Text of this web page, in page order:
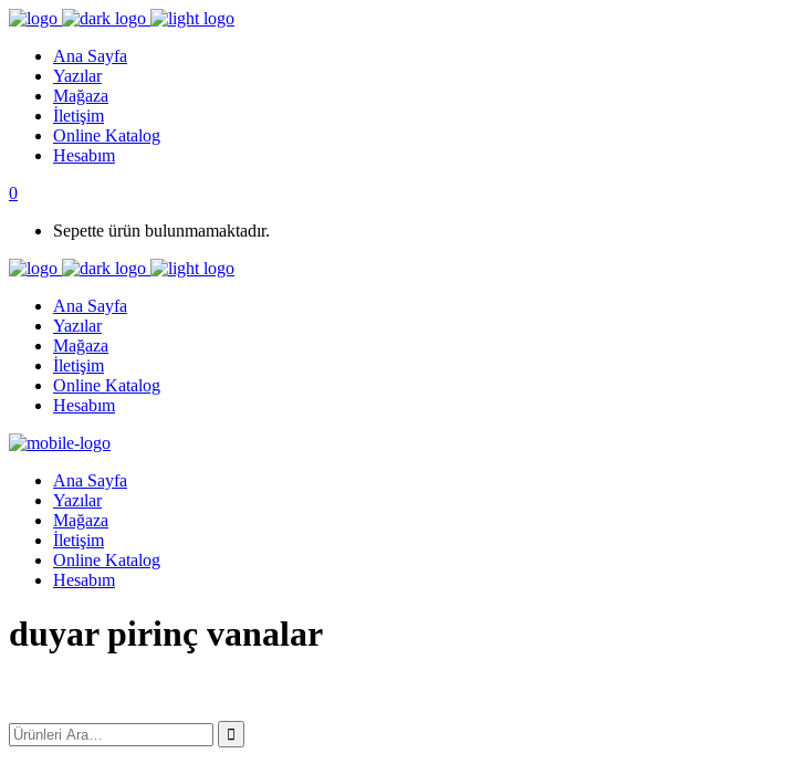
Ana Sayfa
Yazılar
Mağaza
İletişim
Online Katalog
Hesabım
0
Sepette ürün bulunmamaktadır.
Ana Sayfa
Yazılar
Mağaza
İletişim
Online Katalog
Hesabım
Ana Sayfa
Yazılar
Mağaza
İletişim
Online Katalog
Hesabım
duyar pirinç vanalar